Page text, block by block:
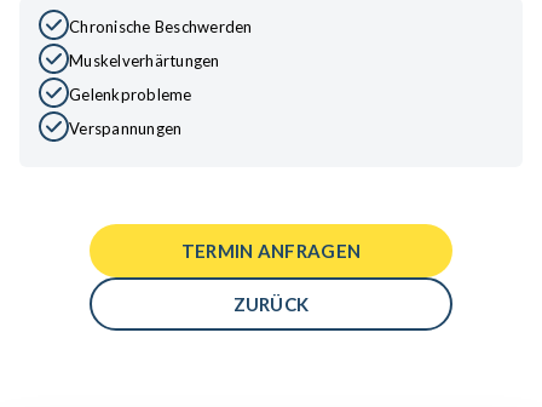
Chronische Beschwerden
Muskelverhärtungen
Gelenkprobleme
Verspannungen
TERMIN ANFRAGEN
ZURÜCK